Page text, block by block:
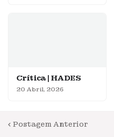
Crítica | HADES
20 Abril, 2026
Postagem Anterior